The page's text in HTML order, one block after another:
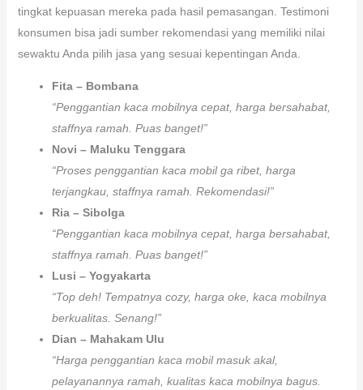
tingkat kepuasan mereka pada hasil pemasangan. Testimoni
konsumen bisa jadi sumber rekomendasi yang memiliki nilai
sewaktu Anda pilih jasa yang sesuai kepentingan Anda.
Fita – Bombana
“Penggantian kaca mobilnya cepat, harga bersahabat,
staffnya ramah. Puas banget!”
Novi – Maluku Tenggara
“Proses penggantian kaca mobil ga ribet, harga
terjangkau, staffnya ramah. Rekomendasi!”
Ria – Sibolga
“Penggantian kaca mobilnya cepat, harga bersahabat,
staffnya ramah. Puas banget!”
Lusi – Yogyakarta
“Top deh! Tempatnya cozy, harga oke, kaca mobilnya
berkualitas. Senang!”
Dian – Mahakam Ulu
“Harga penggantian kaca mobil masuk akal,
pelayanannya ramah, kualitas kaca mobilnya bagus.